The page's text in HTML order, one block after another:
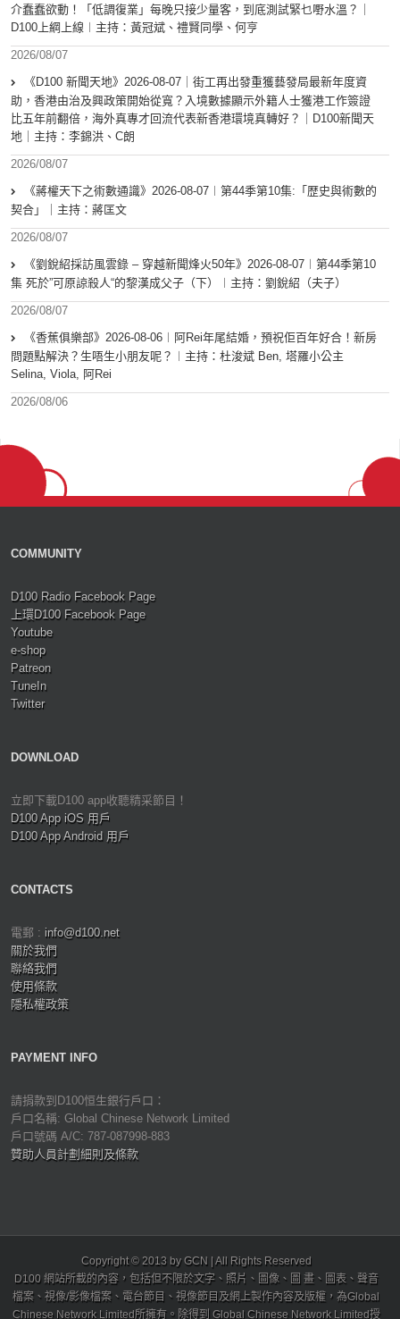
介蠢蠢欲動！「低調復業」每晚只接少量客，到底測試緊乜嘢水溫？｜
D100上綱上線︱主持：黃冠斌、禮賢同學、何亨
2026/08/07
《D100 新聞天地》2026-08-07｜街工再出發重獲藝發局最新年度資
助，香港由治及興政策開始從寬？入境數據顯示外籍人士獲港工作簽證
比五年前翻倍，海外真專才回流代表新香港環境真轉好？｜D100新聞天
地｜主持：李錦洪、C朗
2026/08/07
《蔣權天下之術數通識》2026-08-07︱第44季第10集:「歴史與術數的
契合」｜主持：蔣匡文
2026/08/07
《劉銳紹採訪風雲錄 – 穿越新聞烽火50年》2026-08-07︱第44季第10
集 死於”可原諒殺人“的黎漢成父子（下）︱主持：劉銳紹（夫子）
2026/08/07
《香蕉俱樂部》2026-08-06︱阿Rei年尾結婚，預祝佢百年好合！新房
問題點解決？生唔生小朋友呢？︱主持：杜浚斌 Ben, 塔羅小公主
Selina, Viola, 阿Rei
2026/08/06
COMMUNITY
D100 Radio Facebook Page
上環D100 Facebook Page
Youtube
e-shop
Patreon
TuneIn
Twitter
DOWNLOAD
立即下載D100 app收聽精采節目！
D100 App iOS 用戶
D100 App Android 用戶
CONTACTS
電郵 : info@d100.net
關於我們
聯絡我們
使用條款
隱私權政策
PAYMENT INFO
請捐款到D100恒生銀行戶口：
戶口名稱: Global Chinese Network Limited
戶口號碼 A/C: 787-087998-883
贊助人員計劃細則及條款
Copyright © 2013 by GCN | All Rights Reserved
D100 網站所載的內容，包括但不限於文字、照片、圖像、圖 畫、圖表、聲音
檔案、視像/影像檔案、電台節目、視像節目及網上製作內容及版權，為Global
Chinese Network Limited所擁有。除得到 Global Chinese Network Limited授